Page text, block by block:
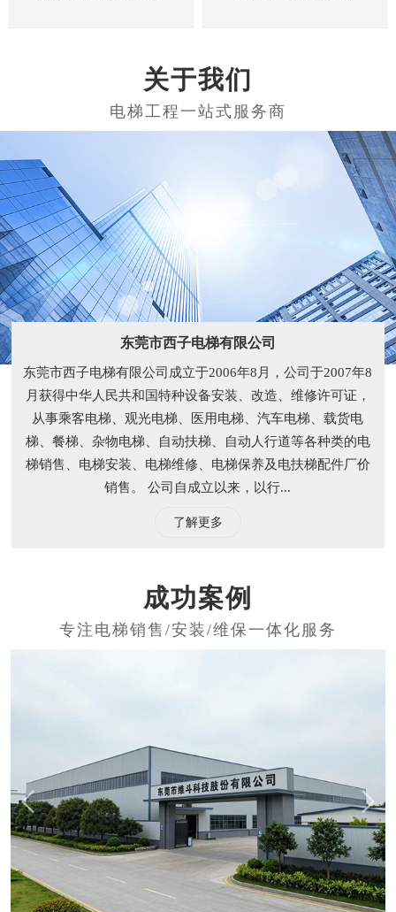
关于我们
东莞市西子电梯有限公司
东莞市西子电梯有限公司成立于2006年8月，公司于2007年8
月获得中华人民共和国特种设备安装、改造、维修许可证，
从事乘客电梯、观光电梯、医用电梯、汽车电梯、载货电
梯、餐梯、杂物电梯、自动扶梯、自动人行道等各种类的电
梯销售、电梯安装、电梯维修、电梯保养及电扶梯配件厂价
销售。 公司自成立以来，以行...
了解更多
成功案例